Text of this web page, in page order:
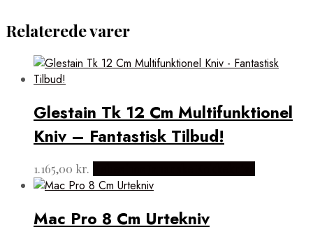
Relaterede varer
Glestain Tk 12 Cm Multifunktionel
Kniv – Fantastisk Tilbud!
1.165,00 kr.
Mac Pro 8 Cm Urtekniv